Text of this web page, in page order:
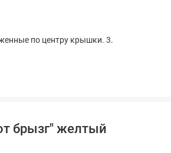
по центру крышки. 3.
брызг" желтый